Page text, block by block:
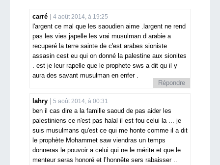
carré 4 août 2014, à 19:25
l'argent ce mal que les saoudien aime .largent ne rend
pas les vies japelle les vrai musulman d arabie a
recuperé la terre sainte de c'est arabes sioniste
assasin cest eu qui on donné la palestine aux sionites
. est je leur rapelle que le prophete sws a dit qu il y
aura des savant musulman en enfer .
Répondre
lahry 5 août 2014, à 00:31
ben il cas dire a la famille saoud de pas aider les
palestiniens ce n'est pas halal il est fou celui la ... je
suis musulmans qu'est ce qui me honte comme il a dit
le prophète Mohammet saw viendras un temps
donneras le pouvoir a celui qui ne le mérite et que le
menteur seras honoré et l’honnête sers rabaisser ..